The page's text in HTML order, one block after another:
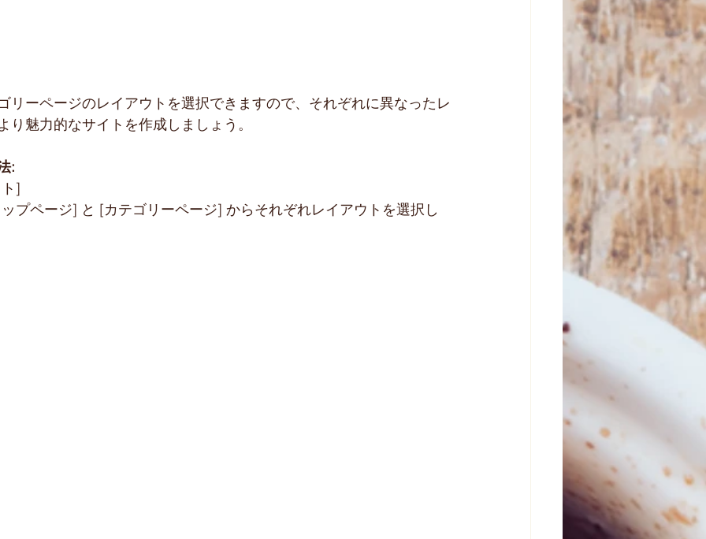
リーページのレイアウトを選択できますので、それぞれに異なったレ
り魅力的なサイトを作成しましょう。
:
]
プページ] と [カテゴリーページ] からそれぞれレイアウトを選択し